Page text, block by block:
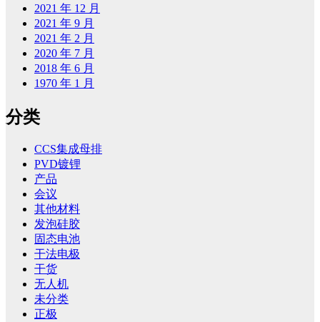
2021 年 12 月
2021 年 9 月
2021 年 2 月
2020 年 7 月
2018 年 6 月
1970 年 1 月
分类
CCS集成母排
PVD镀锂
产品
会议
其他材料
发泡硅胶
固态电池
干法电极
干货
无人机
未分类
正极